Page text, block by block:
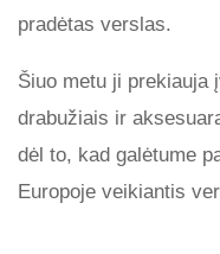
pradėtas verslas.
Šiuo metu ji prekiauja
drabužiais ir
dėl to, kad galėtume
Europoje veikiantis